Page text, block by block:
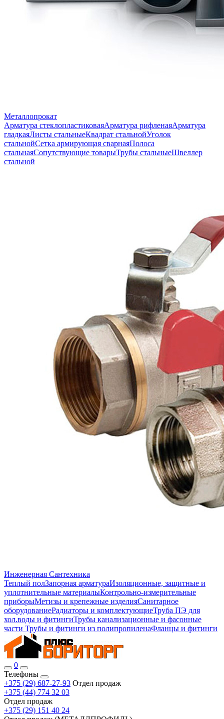
Металлопрокат
Арматура стеклопластиковаяАрматура рифленаяАрматура
гладкаяЛисты стальныеКвадрат стальнойУголок
стальнойСетка армирующая сварнаяПолоса
стальнаяСопутствующие товарыТрубы стальныеШвеллер
стальной
Инженерная Сантехника
Теплый полЗапорная арматураИзоляционные, защитные и
уплотнительные материалыКонтрольно-измерительные
приборыМетизы и крепежные изделияСанитарное
оборудованиеРадиаторы и комплектующиеТруба ПЭ для
хол.воды и фитингиТрубы канализационные и фасонные
части Трубы и фитинги из полипропиленаФланцы и фитинги
0
Телефоны
+375 (29) 687-27-93 Отдел продаж
+375 (44) 774 32 03
Отдел продаж
+375 (29) 151 40 24